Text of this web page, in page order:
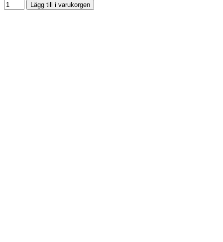
Lägg till i varukorgen